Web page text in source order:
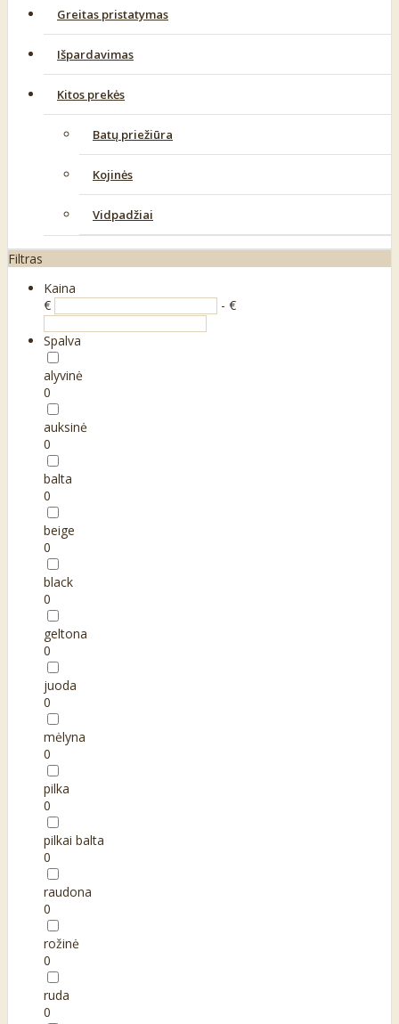
Greitas pristatymas
Išpardavimas
Kitos prekės
Batų priežiūra
Kojinės
Vidpadžiai
Filtras
Kaina
€
- €
Spalva
alyvinė
0
auksinė
0
balta
0
beige
0
black
0
geltona
0
juoda
0
mėlyna
0
pilka
0
pilkai balta
0
raudona
0
rožinė
0
ruda
0